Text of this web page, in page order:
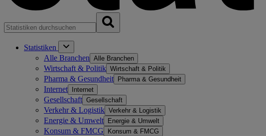
Statistiken
Alle Branchen Alle Branchen
Wirtschaft & Politik Wirtschaft & Politik
Pharma & Gesundheit Pharma & Gesundheit
Internet Internet
Gesellschaft Gesellschaft
Verkehr & Logistik Verkehr & Logistik
Energie & Umwelt Energie & Umwelt
Konsum & FMCG Konsum & FMCG